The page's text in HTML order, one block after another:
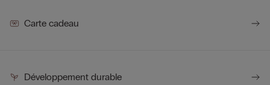
Carte cadeau
Développement durable